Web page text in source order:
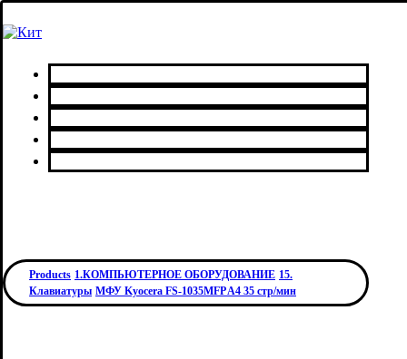
Products 1.КОМПЬЮТЕРНОЕ ОБОРУДОВАНИЕ 15.
Клавиатуры МФУ Kyocera FS-1035MFP A4 35 стр/мин